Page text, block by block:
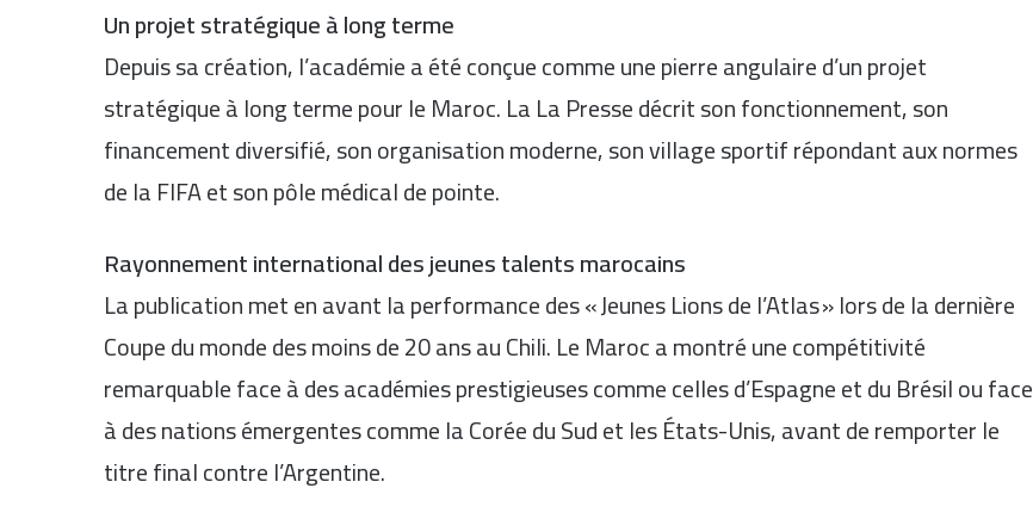
Un projet stratégique à long terme
Depuis sa création, l’académie a été conçue comme une pierre angulaire d’un projet
stratégique à long terme pour le Maroc. LaLa Pressedécrit son fonctionnement, son
financement diversifié, son organisation moderne, son village sportif répondant aux normes
de laFIFAet son pôle médical de pointe.
Rayonnement international des jeunes talents marocains
La publication met en avant la performance des « Jeunes Lions de l’Atlas » lors de la dernière
Coupe du monde des moins de 20 ans auChili. Le Maroc a montré une compétitivité
remarquable face à des académies prestigieuses comme celles d’Espagne et du Brésil ou face
à des nations émergentes comme la Corée du Sud et les États-Unis, avant de remporter le
titre final contre l’Argentine.